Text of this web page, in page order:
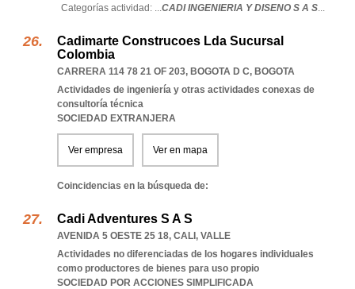
Categorías actividad: ...CADI INGENIERIA Y DISENO S A S...
Cadimarte Construcoes Lda Sucursal
Colombia
CARRERA 114 78 21 OF 203, BOGOTA D C, BOGOTA
Actividades de ingeniería y otras actividades conexas de
consultoría técnica
SOCIEDAD EXTRANJERA
Ver empresa Ver en mapa
Coincidencias en la búsqueda de:
Cadi Adventures S A S
AVENIDA 5 OESTE 25 18, CALI , VALLE
Actividades no diferenciadas de los hogares individuales
como productores de bienes para uso propio
SOCIEDAD POR ACCIONES SIMPLIFICADA